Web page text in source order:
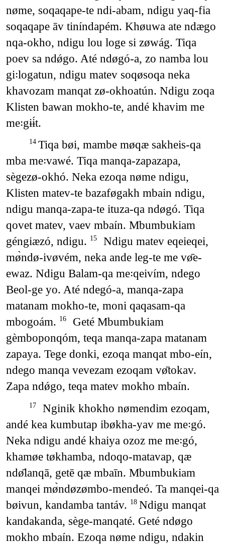
nøme, soqaqape-te ndi-abam, ndigu yaq-fia
soqaqape āv tiníndapém. Khøuwa ate ndægo
nqa-okho, ndigu lou loge si zøwág. Tiqa
poev sa ndǿgo. Até ndøgó-a, zo namba lou
gi꞉logatun, ndigu matev soqøsoqa neka
khavozam manqat zø-okhoatún. Ndigu zoqa
Klisten bawan mokho-te, andé khavim me
me꞉gɨɨ́t.
14 Tiqa bøi, mambe møqæ sakheis-qa
mba me꞉vawé. Tiqa manqa-zapazapa,
sègezø-okhó. Neka ezoqa nøme ndigu,
Klisten matev-te bazaføgakh mbain ndigu,
ndigu manqa-zapa-te ituza-qa ndøgó. Tiqa
qovet matev, vaev mbaín. Mbumbukiam
géngiæzó, ndigu. 15
Ndigu matev eqeieqei,
mø̀ndø-ivøvém, neka ande leg-te me vø̄e-
ewaz. Ndigu Balam-qa me꞉qeivím, ndego
Beol-ge yo. Até ndegó-a, manqa-zapa
matanam mokho-te, moni qaqasam-qa
mbogoám. 16
Geté Mbumbukiam
gèmboponqóm, teqa manqa-zapa matanam
zapaya. Tege donki, ezoqa manqat mbo-eín,
ndego manqa vevezam ezoqam vø̄tokav.
Zapa ndǿgo, teqa matev mokho mbaín.
17
Nginik khokho nømendim ezoqam,
andé kea kumbutap ibøkha-yav me me꞉gó.
Neka ndigu andé khaiya ozoz me me꞉gó,
khamøe tøkhamba, ndoqo-matavap, qæ
ndø̄lanqā, getē qæ mbaīn. Mbumbukiam
manqei mø̀ndøzømbo-mendeó. Ta manqei-qa
bøivun, kandamba tantáv. 18 Ndigu manqat
kandakanda, sège-manqaté. Geté ndøgo
mokho mbaín. Ezoqa nøme ndigu, ndakin